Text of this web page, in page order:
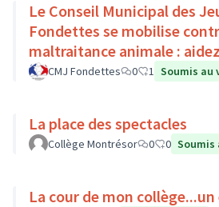
Le Conseil Municipal des
Fondettes se mobilise
maltraitance animale :
de Luynes !
CMJ Fondettes 0 1 Soumis au
La place des spectacles
Collège Montrésor 0 0 Soumis
La cour de mon collège...un